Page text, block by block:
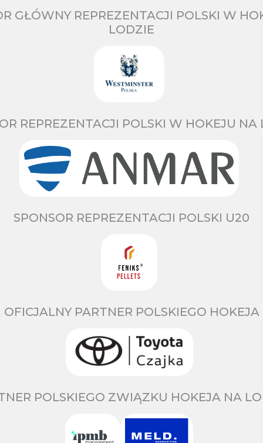
GŁÓWNY REPREZENTACJI POLSKI W
LODZIE
REPREZENTACJI POLSKI W HOKEJU NA
SPONSOR REPREZENTACJI POLSKI U20
OFICJALNY PARTNER POLSKIEGO HOKEJA
POLSKIEGO ZWIĄZKU HOKEJA NA